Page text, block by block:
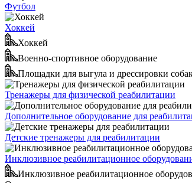
Футбол
Хоккей
Хоккей
Военно-спортивное оборудование
Площадки для выгула и дрессировки
Тренажеры для физической реабилитации
Дополнительное оборудование для
Детские тренажеры для реабилитации
Инклюзивное реабилитационное
Инклюзивное реабилитационное